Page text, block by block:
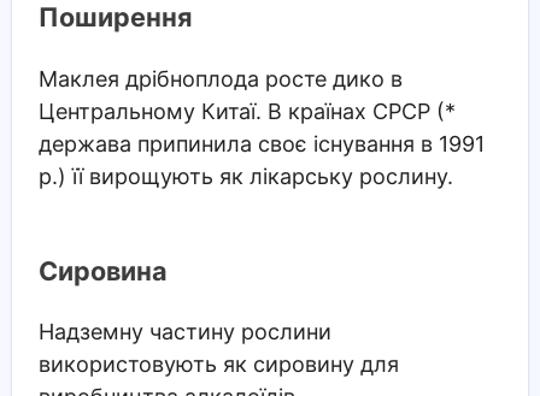
Поширення
Маклея дрібноплода росте дико в
Центральному Китаї. В країнах СРСР (*
держава припинила своє існування в 1991
р.) її вирощують як лікарську рослину.
Сировина
Надземну частину рослини
використовують як сировину для